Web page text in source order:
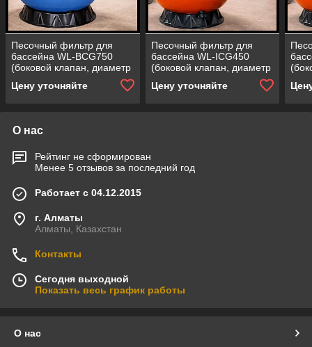
Песочный фильтр для
бассейна WL-BCG750
(боковой клапан, диаметр
производительность = 22
Цену уточняйте
Песочный фильтр для
бассейна WL-ICG450
(боковой клапан, диаметр
производительность = 8
Цену уточняйте
О нас
Рейтинг не сформирован
Менее 5 отзывов за последний год
Работает с 04.12.2015
г. Алматы
Алматы, Казахстан
Контакты
Сегодня выходной
Показать весь график работы
О нас